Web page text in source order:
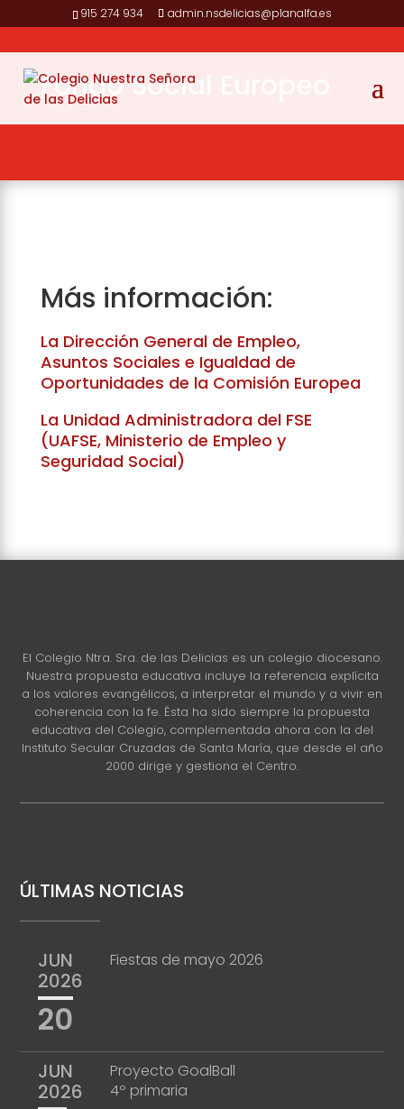
915 274 934 admin.nsdelicias@planalfa.es
Fondo Social Europeo
Más información:
La Dirección General de Empleo,
Asuntos Sociales e Igualdad de
Oportunidades de la Comisión Europea
La Unidad Administradora del FSE
(UAFSE, Ministerio de Empleo y
Seguridad Social)
El Colegio Ntra. Sra. de las Delicias es un colegio diocesano.
Nuestra propuesta educativa incluye la referencia explícita
a los valores evangélicos, a interpretar el mundo y a vivir en
coherencia con la fe. Ésta ha sido siempre la propuesta
educativa del Colegio, complementada ahora con la del
Instituto Secular Cruzadas de Santa María, que desde el año
2000 dirige y gestiona el Centro.
ÚLTIMAS NOTICIAS
JUN
2026
20
Fiestas de mayo 2026
JUN
2026
Proyecto GoalBall
4º primaria